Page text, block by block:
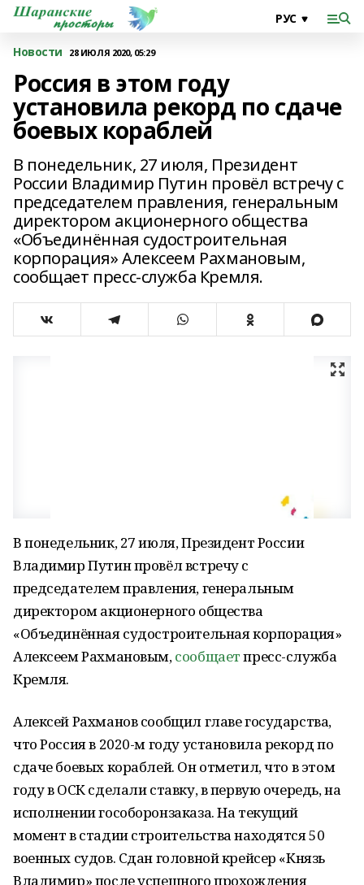
Новости 28 ИЮЛЯ 2020, 05:29
Россия в этом году
установила рекорд по сдаче
боевых кораблей
В понедельник, 27 июля, Президент
России Владимир Путин провёл встречу с
председателем правления, генеральным
директором акционерного общества
«Объединённая судостроительная
корпорация» Алексеем Рахмановым,
сообщает пресс-служба Кремля.
В понедельник, 27 июля, Президент России
Владимир Путин провёл встречу с
председателем правления, генеральным
директором акционерного общества
«Объединённая судостроительная корпорация»
Алексеем Рахмановым,сообщаетпресс-служба
Кремля.
Алексей Рахманов сообщил главе государства,
что Россия в 2020-м году установила рекорд по
сдаче боевых кораблей. Он отметил, что в этом
году в ОСК сделали ставку, в первую очередь, на
исполнении гособоронзаказа. На текущий
момент в стадии строительства находятся 50
военных судов. Сдан головной крейсер «Князь
Владимир» после успешного прохождения